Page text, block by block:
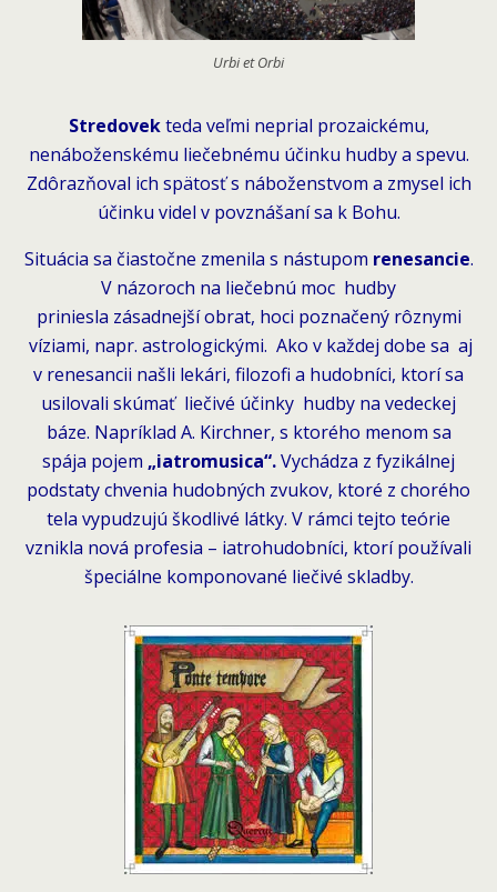
Urbi et Orbi
Stredovekteda veľmi neprial prozaickému,
nenáboženskému liečebnému účinku hudby a spevu.
Zdôrazňoval ich spätosť s náboženstvom a zmysel ich
účinku videl v povznášaní sa k Bohu.
Situácia sa čiastočne zmenila s nástupom renesancie.
V názoroch na liečebnú moc hudby
priniesla zásadnejší obrat, hoci poznačený rôznymi
víziami, napr. astrologickými. Ako v každej dobe sa aj
v renesancii našli lekári, filozofi a hudobníci, ktorí sa
usilovali skúmať liečivé účinky hudby na vedeckej
báze. Napríklad A. Kirchner, s ktorého menom sa
spája pojem „iatromusica“.Vychádza z fyzikálnej
podstaty chvenia hudobných zvukov, ktoré z chorého
tela vypudzujú škodlivé látky. V rámci tejto teórie
vznikla nová profesia – iatrohudobníci, ktorí používali
špeciálne komponované liečivé skladby.